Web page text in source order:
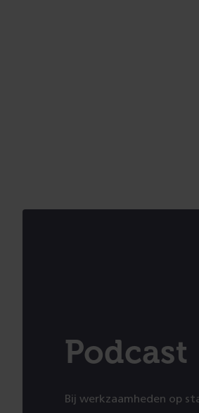
Podcast
Bij werkzaamheden op